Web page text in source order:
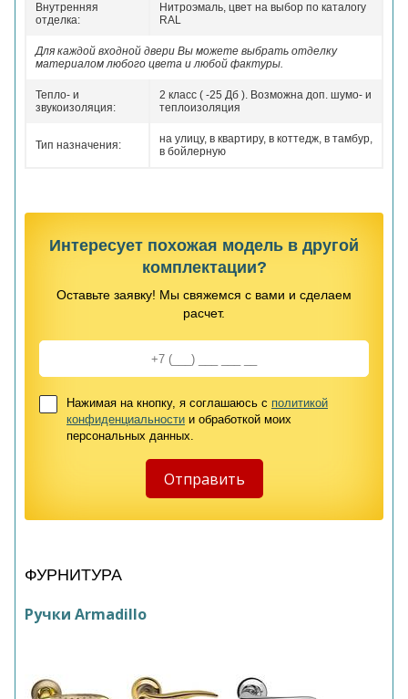
Внутренняя
отделка:
Нитроэмаль, цвет на выбор по каталогу
RAL
Для каждой входной двери Вы можете выбрать отделку
материалом любого цвета и любой фактуры.
Тепло- и
звукоизоляция:
2 класс ( -25 Дб ). Возможна доп. шумо- и
теплоизоляция
Тип назначения:
на улицу, в квартиру, в коттедж, в тамбур,
в бойлерную
Интересует похожая модель в другой
комплектации?
Оставьте заявку! Мы свяжемся с вами и сделаем
расчет.
Нажимая на кнопку, я соглашаюсь с политикой
конфиденциальности и обработкой моих
персональных данных.
ФУРНИТУРА
Ручки Armadillo